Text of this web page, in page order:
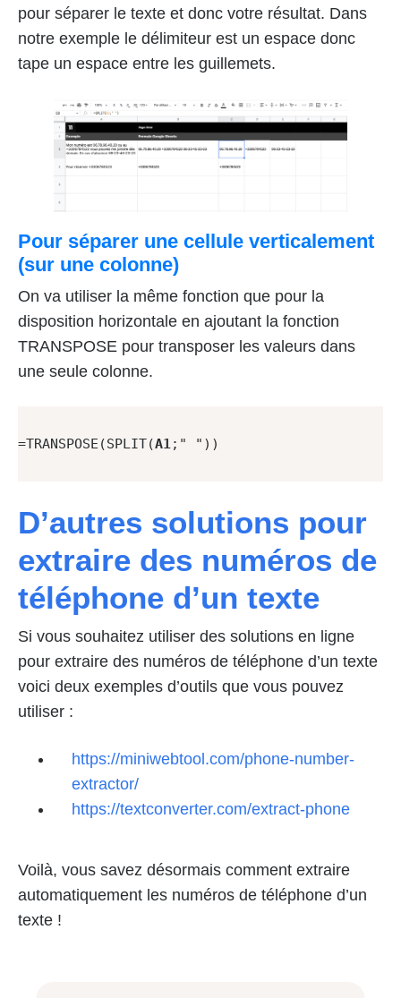
pour séparer le texte et donc votre résultat. Dans
notre exemple le délimiteur est un espace donc
tape un espace entre les guillemets.
Pour séparer une cellule verticalement
(sur une colonne)
On va utiliser la même fonction que pour la
disposition horizontale en ajoutant la fonction
TRANSPOSE pour transposer les valeurs dans
une seule colonne.
=TRANSPOSE(SPLIT(A1;" "))
D’autres solutions pour
extraire des numéros de
téléphone d’un texte
Si vous souhaitez utiliser des solutions en ligne
pour extraire des numéros de téléphone d’un texte
voici deux exemples d’outils que vous pouvez
utiliser :
https://miniwebtool.com/phone-number-
extractor/
https://textconverter.com/extract-phone
Voilà, vous savez désormais comment extraire
automatiquement les numéros de téléphone d’un
texte !